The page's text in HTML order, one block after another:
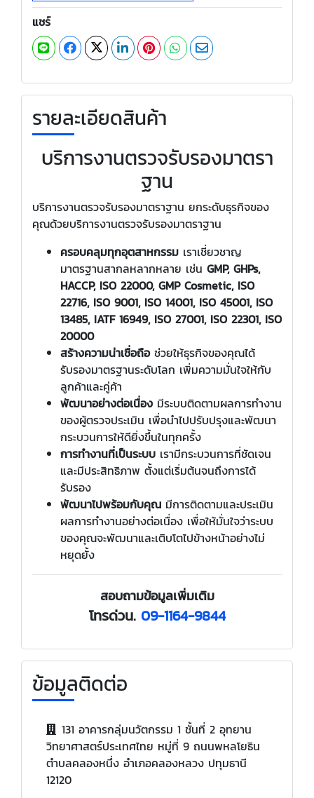
แชร์
รายละเอียดสินค้า
บริการงานตรวจรับรองมาตรา
ฐาน
บริการงานตรวจรับรองมาตราฐาน ยกระดับธุรกิจของ
คุณด้วยบริการงานตรวจรับรองมาตราฐาน
ครอบคลุมทุกอุตสาหกรรม เราเชี่ยวชาญ
มาตรฐานสากลหลากหลาย เช่น GMP, GHPs,
HACCP, ISO 22000, GMP Cosmetic, ISO
22716, ISO 9001, ISO 14001, ISO 45001, ISO
13485, IATF 16949, ISO 27001, ISO 22301, ISO
20000
สร้างความน่าเชื่อถือ ช่วยให้ธุรกิจของคุณได้
รับรองมาตรฐานระดับโลก เพิ่มความมั่นใจให้กับ
ลูกค้าและคู่ค้า
พัฒนาอย่างต่อเนื่อง มีระบบติดตามผลการทำงาน
ของผู้ตรวจประเมิน เพื่อนำไปปรับปรุงและพัฒนา
กระบวนการให้ดียิ่งขึ้นในทุกครั้ง
การทำงานที่เป็นระบบ เรามีกระบวนการที่ชัดเจน
และมีประสิทธิภาพ ตั้งแต่เริ่มต้นจนถึงการได้
รับรอง
พัฒนาไปพร้อมกับคุณ มีการติดตามและประเมิน
ผลการทำงานอย่างต่อเนื่อง เพื่อให้มั่นใจว่าระบบ
ของคุณจะพัฒนาและเติบโตไปข้างหน้าอย่างไม่
หยุดยั้ง
สอบถามข้อมูลเพิ่มเติม
โทรด่วน. 09-1164-9844
ข้อมูลติดต่อ
131 อาคารกลุ่มนวัตกรรม 1 ชั้นที่ 2 อุทยาน
วิทยาศาสตร์ประเทศไทย หมู่ที่ 9 ถนนพหลโยธิน
ตำบลคลองหนึ่ง อำเภอคลองหลวง ปทุมธานี
12120